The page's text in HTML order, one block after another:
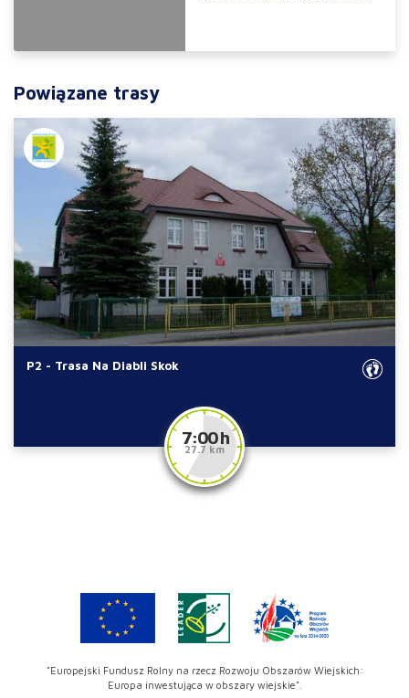
Powiązane trasy
P2 - Trasa Na Diabli Skok
7:00 h
27.7 km
"Europejski Fundusz Rolny na rzecz Rozwoju Obszarów Wiejskich:
Europa inwestująca w obszary wiejskie".